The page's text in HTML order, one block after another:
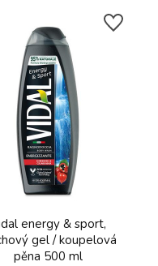
energy & sport,
gel / koupelová
pěna 500 ml